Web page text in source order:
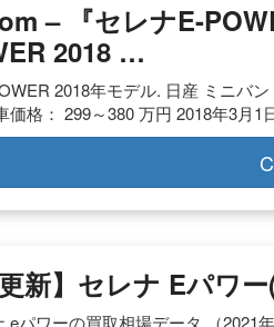
– 『セレナe-
2018 …
2018年モデル. 日産 ミニバ
価格： 299～380 万円 2018年3月1
更新】セレナ Eパワ
eパワーの買取相場データ （2021